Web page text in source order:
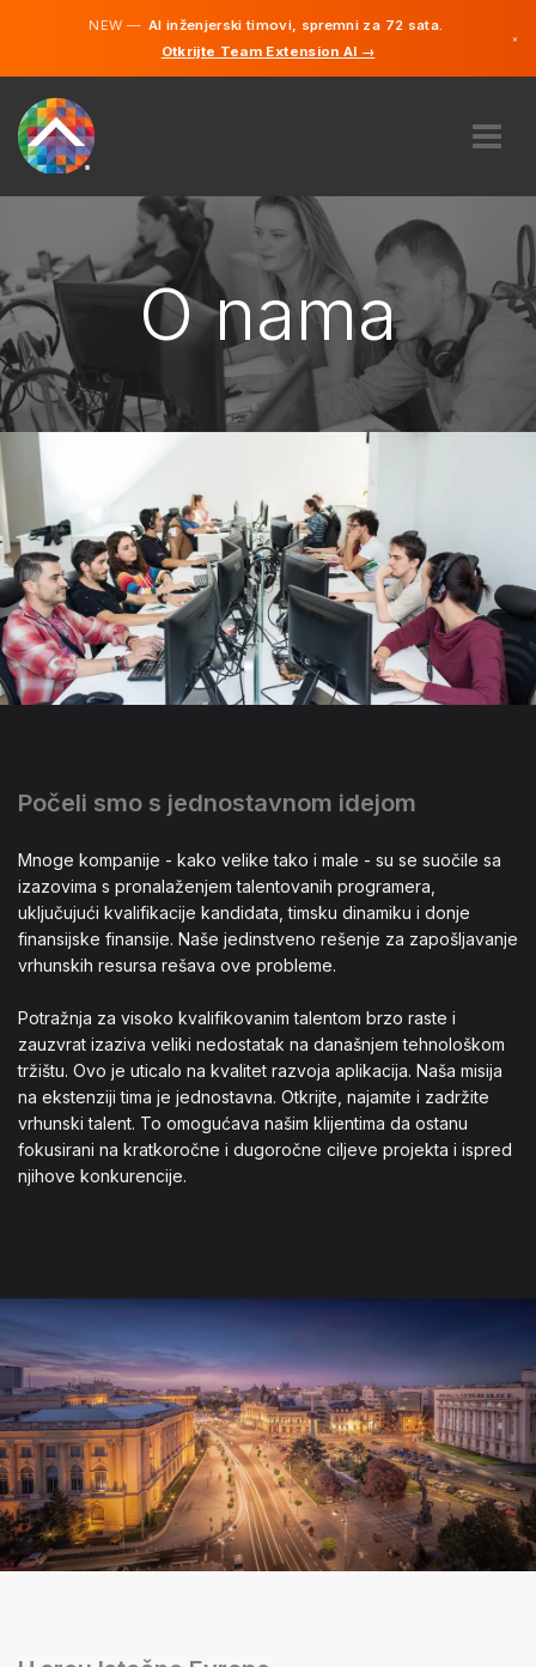
NEW —AI inženjerski timovi, spremni za 72 sata.
Otkrijte Team Extension AI →
×
KAKO TO RADI?
KARIJERE
NAJAM
BOSNA I HERCEGOVINA
BS
O nama
Počeli smo s jednostavnom idejom
Mnoge kompanije - kako velike tako i male - su se suočile sa
izazovima s pronalaženjem talentovanih programera,
uključujući kvalifikacije kandidata, timsku dinamiku i donje
finansijske finansije. Naše jedinstveno rešenje za zapošljavanje
vrhunskih resursa rešava ove probleme.
Potražnja za visoko kvalifikovanim talentom brzo raste i
zauzvrat izaziva veliki nedostatak na današnjem tehnološkom
tržištu. Ovo je uticalo na kvalitet razvoja aplikacija. Naša misija
na ekstenziji tima je jednostavna. Otkrijte, najamite i zadržite
vrhunski talent. To omogućava našim klijentima da ostanu
fokusirani na kratkoročne i dugoročne ciljeve projekta i ispred
njihove konkurencije.